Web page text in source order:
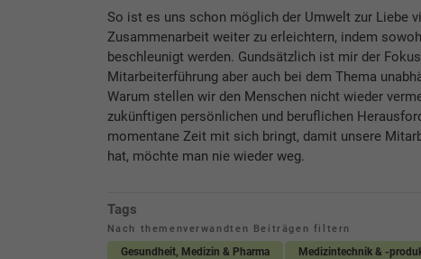
So ist es uns schon möglich der Umwelt zur Liebe
Zusammenarbeit weiter zu erleichtern, indem
beschleunigt werden. Gundsätzlich ist mir der
Mitarbeiterführung aber auch bei dem Thema
Warum stellen wir den Menschen nicht wieder
zukünftigen persönlichen und beruflichen
momentane Zeit mit sich bringt, damit unsere
hat, möchte man nie wieder weg.
Tags
Nach themenverwandten Beiträgen filtern
Gesundheit, Medizin & Pharma Medizintechnik & -